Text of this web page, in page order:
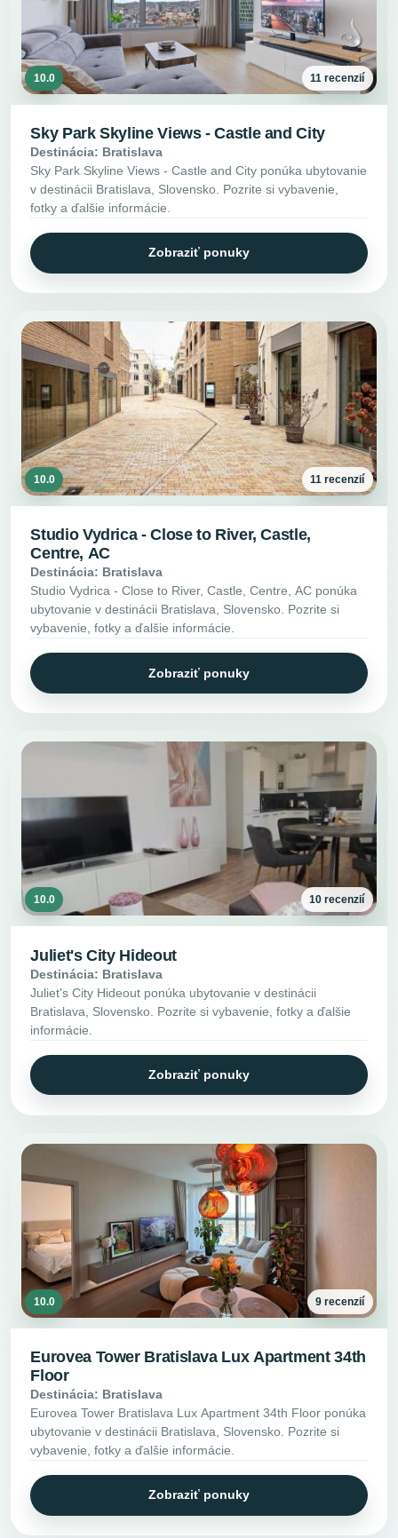
10.0 11 recenzií
Sky Park Skyline Views - Castle and City
Destinácia: Bratislava
Sky Park Skyline Views - Castle and City ponúka ubytovanie
v destinácii Bratislava, Slovensko. Pozrite si vybavenie,
fotky a ďalšie informácie.
Zobraziť ponuky
10.0 11 recenzií
Studio Vydrica - Close to River, Castle,
Centre, AC
Destinácia: Bratislava
Studio Vydrica - Close to River, Castle, Centre, AC ponúka
ubytovanie v destinácii Bratislava, Slovensko. Pozrite si
vybavenie, fotky a ďalšie informácie.
Zobraziť ponuky
10.0 10 recenzií
Juliet's City Hideout
Destinácia: Bratislava
Juliet's City Hideout ponúka ubytovanie v destinácii
Bratislava, Slovensko. Pozrite si vybavenie, fotky a ďalšie
informácie.
Zobraziť ponuky
10.0 9 recenzií
Eurovea Tower Bratislava Lux Apartment 34th
Floor
Destinácia: Bratislava
Eurovea Tower Bratislava Lux Apartment 34th Floor ponúka
ubytovanie v destinácii Bratislava, Slovensko. Pozrite si
vybavenie, fotky a ďalšie informácie.
Zobraziť ponuky